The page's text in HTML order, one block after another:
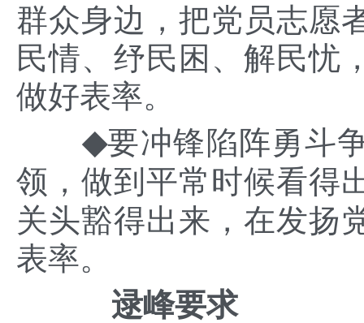
群众身边，把党员志愿
民情、纾民困、解民忧
做好表率。
◆要冲锋陷阵勇斗
领 ，做到平常时候看得
关头豁得出来 ，在发扬
表率。
逯峰要求